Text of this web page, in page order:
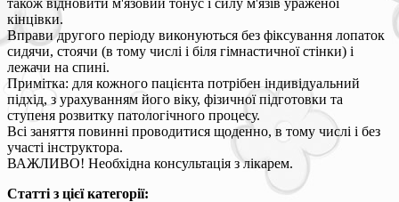
кінцівки.
Вправи другого періоду виконуються без фіксування лопаток
сидячи, стоячи (в тому числі і біля гімнастичної стінки) і
лежачи на спині.
Примітка: для кожного пацієнта потрібен індивідуальний
підхід, з урахуванням його віку, фізичної підготовки та
ступеня розвитку патологічного процесу.
Всі заняття повинні проводитися щоденно, в тому числі і без
участі інструктора.
ВАЖЛИВО! Необхідна консультація з лікарем.
Статті з цієї категорії: